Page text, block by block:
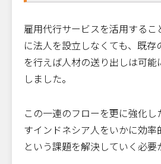
雇用代行サービスを活用するこ
に法人を設立しなくても、既存
を行えば人材の送り出しは可
しました。
この一連のフローを更に強化
すインドネシア人をいかに効
という課題を解決していく必要